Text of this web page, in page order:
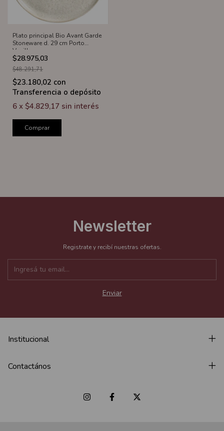
Plato principal Bio Avant Garde
Stoneware d. 29 cm Porto
Vanilla
$28.975,03
$48.291,71
$23.180,02 con
Transferencia o depósito
6 x $4.829,17 sin interés
Comprar
Newsletter
Registrate y recibí nuestras ofertas.
Institucional
Contactános